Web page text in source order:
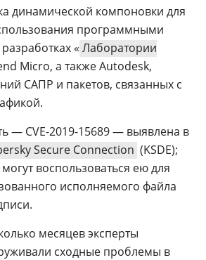
динамической компоновки для
программными
« Лаборатории
Micro, а также Autodesk,
САПР и пакетов, связанных с
— CVE-2019-15689 — выявлена в
Secure Connection (KSDE);
воспользоваться ею для
исполняемого файла
месяцев эксперты
сходные проблемы в